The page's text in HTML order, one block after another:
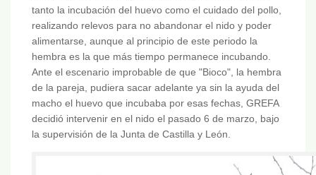
tanto la incubación del huevo como el cuidado del pollo,
realizando relevos para no abandonar el nido y poder
alimentarse, aunque al principio de este periodo la
hembra es la que más tiempo permanece incubando.
Ante el escenario improbable de que "Bioco", la hembra
de la pareja, pudiera sacar adelante ya sin la ayuda del
macho el huevo que incubaba por esas fechas, GREFA
decidió intervenir en el nido el pasado 6 de marzo, bajo
la supervisión de la Junta de Castilla y León.